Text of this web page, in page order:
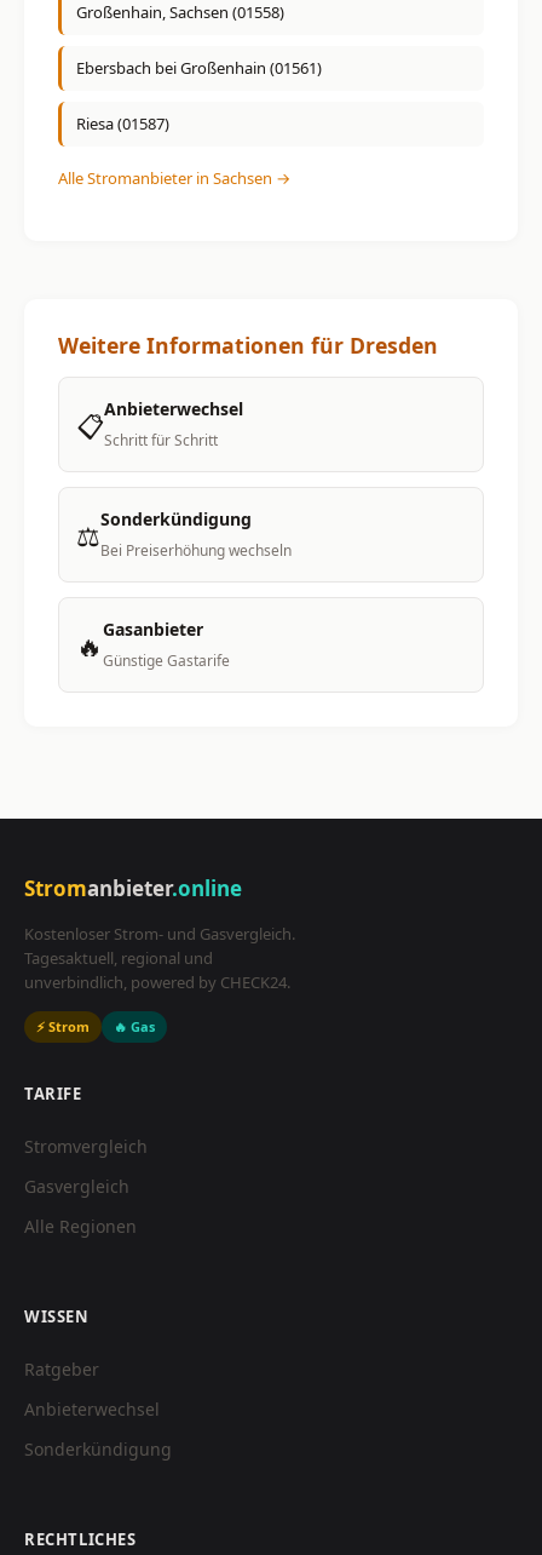
Großenhain, Sachsen (01558)
Ebersbach bei Großenhain (01561)
Riesa (01587)
Alle Stromanbieter in Sachsen →
Weitere Informationen für Dresden
📋Anbieterwechsel
Schritt für Schritt
⚖️Sonderkündigung
Bei Preiserhöhung wechseln
🔥 Gasanbieter
Günstige Gastarife
Stromanbieter.online
Kostenloser Strom- und Gasvergleich.
Tagesaktuell, regional und
unverbindlich, powered by CHECK24.
⚡ Strom 🔥 Gas
TARIFE
Stromvergleich
Gasvergleich
Alle Regionen
WISSEN
Ratgeber
Anbieterwechsel
Sonderkündigung
RECHTLICHES